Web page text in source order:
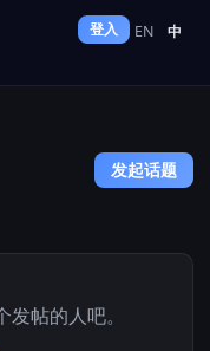
登入 EN 中
发起话题
帖的人吧。